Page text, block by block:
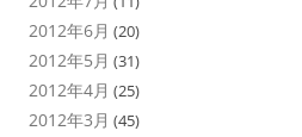
2012年6月 (20)
2012年5月 (31)
2012年4月 (25)
2012年3月 (45)